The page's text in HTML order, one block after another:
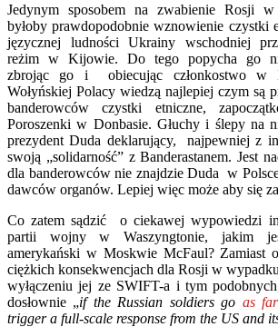
Jedynym sposobem na zwabienie Rosji w
byłoby prawdopodobnie wznowienie czystki
języcznej ludności Ukrainy wschodniej
reżim w Kijowie. Do tego popycha go
zbrojąc go i obiecując członkostwo
Wołyńskiej Polacy wiedzą najlepiej czym są
banderowców czystki etniczne,
Poroszenki w Donbasie. Głuchy i ślepy na
prezydent Duda deklarujący, najpewniej z
swoją „solidarność” z Banderastanem. Jest
dla banderowców nie znajdzie Duda w
dawców organów. Lepiej więc może aby się
Co zatem sądzić o ciekawej wypowiedzi
partii wojny w Waszyngtonie, jakim
amerykański w Moskwie McFaul? Zamiast
ciężkich konsekwencjach dla Rosji w
wyłączeniu jej ze SWIFT-a i tym
dosłownie „if the Russian soldiers go as
trigger a full-scale response from the US and